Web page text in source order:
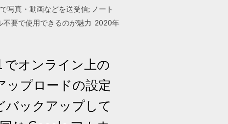
写真・動画などを送受信; ノート
不要で使用できるのが魅力 2020年
でオンライン上の
ップロードの設定
バックアップして